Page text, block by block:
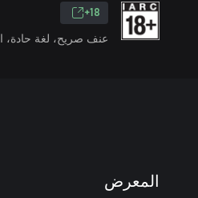
18+
عنف صريح، لغة حادة،
المعرض